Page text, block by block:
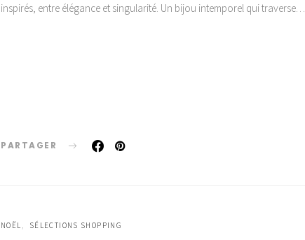
inspirés, entre élégance et singularité. Un bijou intemporel qui traverse…
PARTAGER
NOËL SÉLECTIONS SHOPPING